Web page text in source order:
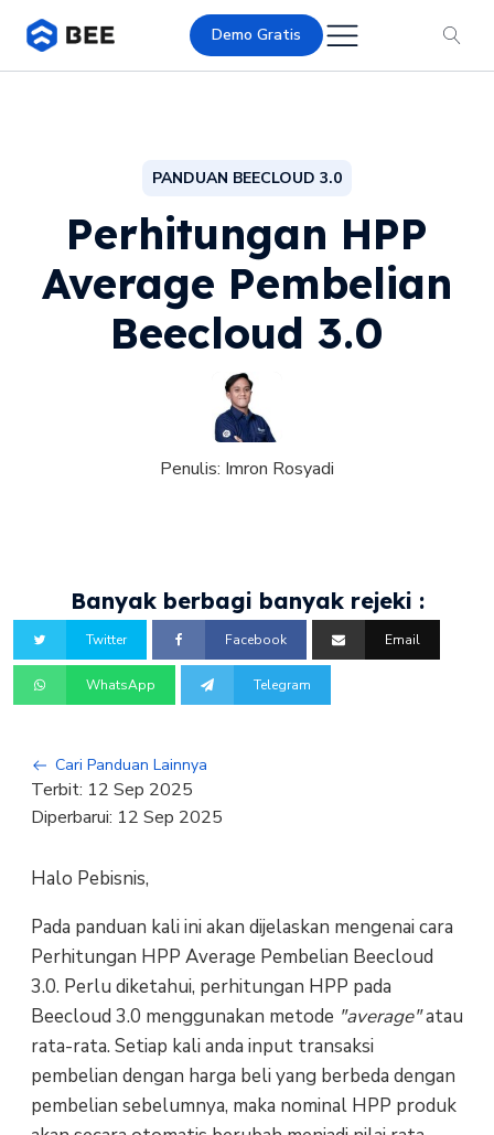
Demo Gratis
PANDUAN BEECLOUD 3.0
Perhitungan HPP
Average Pembelian
Beecloud 3.0
Penulis: Imron Rosyadi
Banyak berbagi banyak rejeki :
Twitter Facebook Email
WhatsApp Telegram
Cari Panduan Lainnya
Terbit: 12 Sep 2025
Diperbarui: 12 Sep 2025
Halo Pebisnis,
Pada panduan kali ini akan dijelaskan mengenai cara
Perhitungan HPP Average Pembelian Beecloud
3.0. Perlu diketahui, perhitungan HPP pada
Beecloud 3.0 menggunakan metode "average"atau
rata-rata. Setiap kali anda input transaksi
pembelian dengan harga beli yang berbeda dengan
pembelian sebelumnya, maka nominal HPP produk